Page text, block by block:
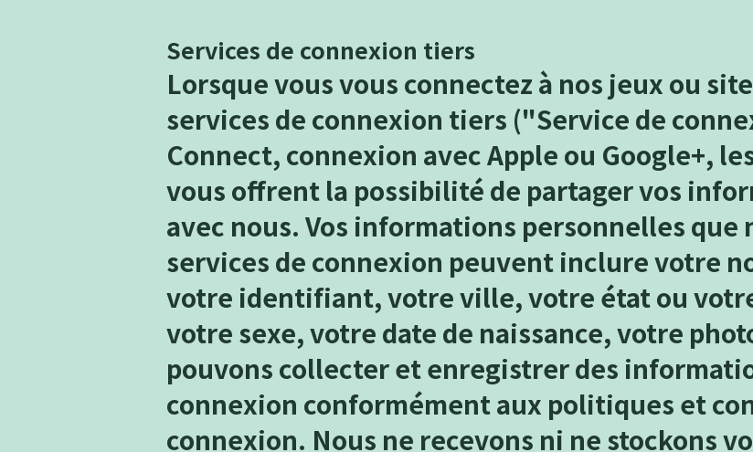
Services de connexion tiers
Lorsque vous vous connectez à nos jeux ou
services de connexion tiers ("Service de
Connect, connexion avec Apple ou Google+,
vous offrent la possibilité de partager vos
avec nous. Vos informations personnelles que
services de connexion peuvent inclure votre
votre identifiant, votre ville, votre état ou
votre sexe, votre date de naissance, votre
pouvons collecter et enregistrer des
connexion conformément aux politiques et
connexion. Nous ne recevons ni ne stockons